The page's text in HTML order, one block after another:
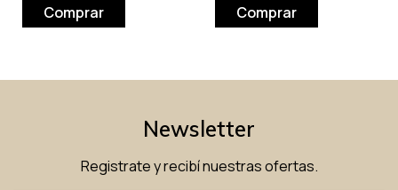
Newsletter
Registrate y recibí nuestras ofertas.